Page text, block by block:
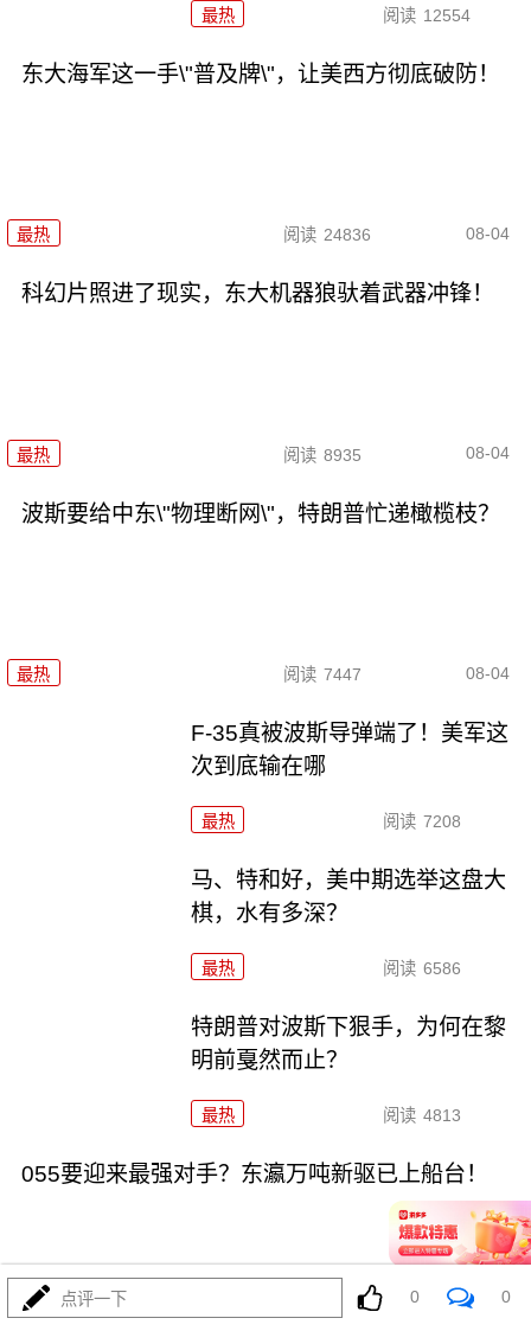
最热 阅读 12554
东大海军这一手\"普及牌\"，让美西方彻底破防！
最热 阅读 24836 08-04
科幻片照进了现实，东大机器狼驮着武器冲锋！
最热 阅读 8935 08-04
波斯要给中东\"物理断网\"，特朗普忙递橄榄枝？
最热 阅读 7447 08-04
F-35真被波斯导弹端了！美军这
次到底输在哪
最热 阅读 7208
马、特和好，美中期选举这盘大
棋，水有多深？
最热 阅读 6586
特朗普对波斯下狠手，为何在黎
明前戛然而止？
最热 阅读 4813
055要迎来最强对手？东瀛万吨新驱已上船台！
点评一下 0 0